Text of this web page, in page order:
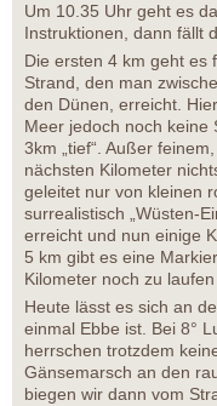
Um 10.35 Uhr geht es
Instruktionen, dann fällt
Die ersten 4 km geht es
Strand, den man
den Dünen, erreicht.
Meer jedoch noch keine
3km „tief“. Außer
nächsten Kilometer
geleitet nur von kleinen
surrealistisch „Wüsten-
erreicht und nun einige
5 km gibt es eine
Kilometer noch zu
Heute lässt es sich an
einmal Ebbe ist. Bei 8°
herrschen trotzdem
Gänsemarsch an den
biegen wir dann vom